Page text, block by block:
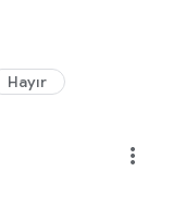
Hayır
more_vert